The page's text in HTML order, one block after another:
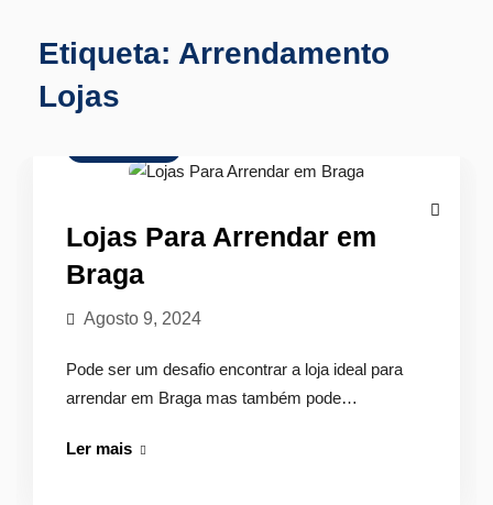
Etiqueta: Arrendamento
Lojas
Lojas Para Arrendar em
Braga
Agosto 9, 2024
Pode ser um desafio encontrar a loja ideal para
arrendar em Braga mas também pode…
Ler maisLojas